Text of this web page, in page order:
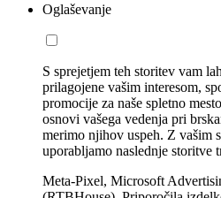
Oglaševanje
S sprejetjem teh storitev vam
prilagojene vašim interesom,
promocije za naše spletno
osnovi vašega vedenja pri
merimo njihov uspeh. Z vašim
uporabljamo naslednje storitve
Meta-Pixel, Microsoft